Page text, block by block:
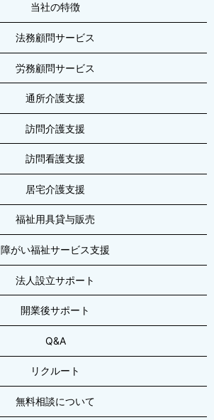
当社の特徴
法務顧問サービス
労務顧問サービス
通所介護支援
訪問介護支援
訪問看護支援
居宅介護支援
福祉用具貸与販売
障がい福祉サービス支援
法人設立サポート
開業後サポート
Q&A
リクルート
無料相談について